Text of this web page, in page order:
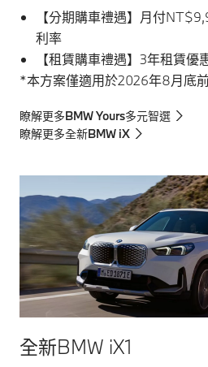
【分期購車禮遇】月付
利率
【租賃購車禮遇】3年租賃優
*本方案僅適用於2026年8月底
瞭解更多BMW Yours多元智選
瞭解更多全新BMW iX
全新BMW iX1